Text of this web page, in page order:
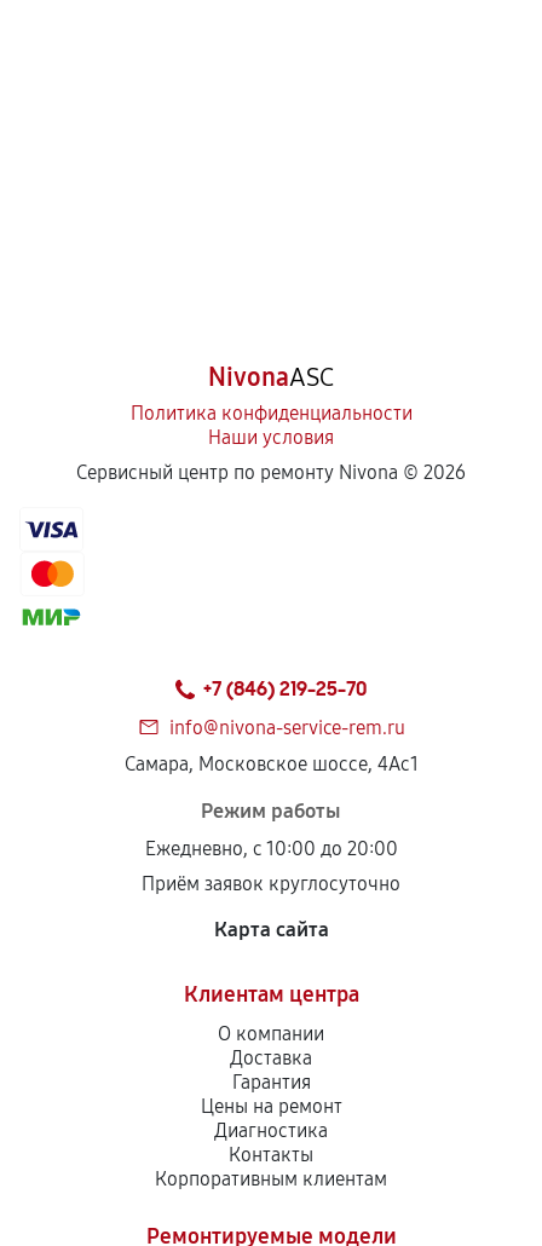
NivonaASC
Политика конфиденциальности
Наши условия
Сервисный центр по ремонту Nivona © 2026
+7 (846) 219-25-70
info@nivona-service-rem.ru
Самара, Московское шоссе, 4Ас1
Режим работы
Ежедневно, с 10:00 до 20:00
Приём заявок круглосуточно
Карта сайта
Клиентам центра
О компании
Доставка
Гарантия
Цены на ремонт
Диагностика
Контакты
Корпоративным клиентам
Ремонтируемые модели